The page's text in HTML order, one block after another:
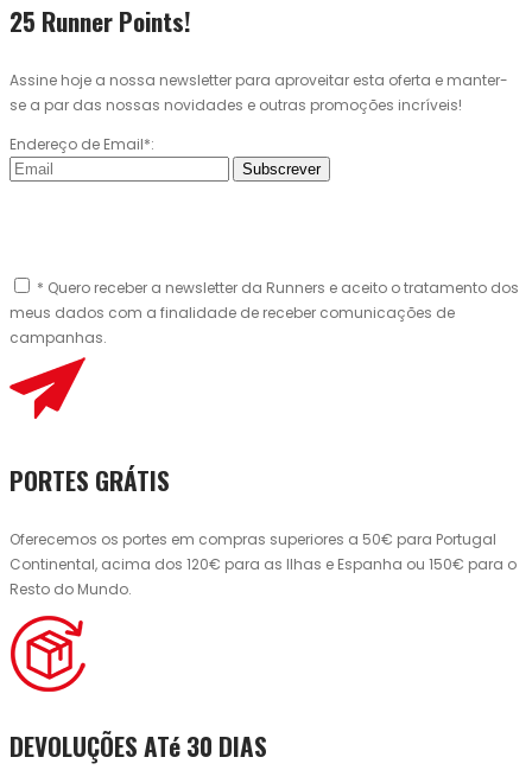
25 Runner Points!
Assine hoje a nossa newsletter para aproveitar esta oferta e manter-
se a par das nossas novidades e outras promoções incríveis!
Endereço de Email*:
Subscrever
* Quero receber a newsletter da Runners e aceito o tratamento dos
meus dados com a finalidade de receber comunicações de
campanhas.
PORTES GRÁTIS
Oferecemos os portes em compras superiores a 50€ para Portugal
Continental, acima dos 120€ para as Ilhas e Espanha ou 150€ para o
Resto do Mundo.
DEVOLUÇÕES ATé 30 DIAS